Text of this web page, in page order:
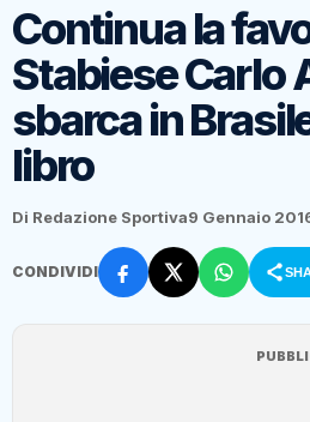
Continua la
Stabiese Carlo
sbarca in
libro
Di Redazione Sportiva9 Gennaio
CONDIVIDI